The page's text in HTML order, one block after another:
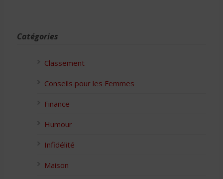
Catégories
Classement
Conseils pour les Femmes
Finance
Humour
Infidélité
Maison